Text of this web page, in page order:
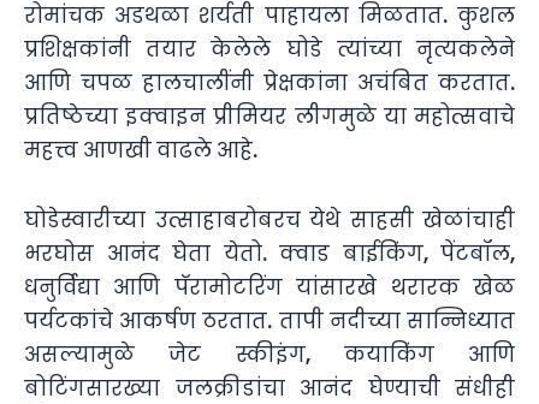
रोमांचक अडथळा शर्यती पाहायला मिळतात. कुशल
प्रशिक्षकांनी तयार केलेले घोडे त्यांच्या नृत्यकलेने
आणि चपळ हालचालींनी प्रेक्षकांना अचंबित करतात.
प्रतिष्ठेच्या इक्वाइन प्रीमियर लीगमुळे या महोत्सवाचे
महत्त्व आणखी वाढले आहे.
घोडेस्वारीच्या उत्साहाबरोबरच येथे साहसी खेळांचाही
भरघोस आनंद घेता येतो. क्वाड बाईकिंग, पेंटबॉल,
धनुर्विद्या आणि पॅरामोटरिंग यांसारखे थरारक खेळ
पर्यटकांचे आकर्षण ठरतात. तापी नदीच्या सान्निध्यात
असल्यामुळे जेट स्कीइंग, कयाकिंग आणि
बोटिंगसारख्या जलक्रीडांचा आनंद घेण्याची संधीही